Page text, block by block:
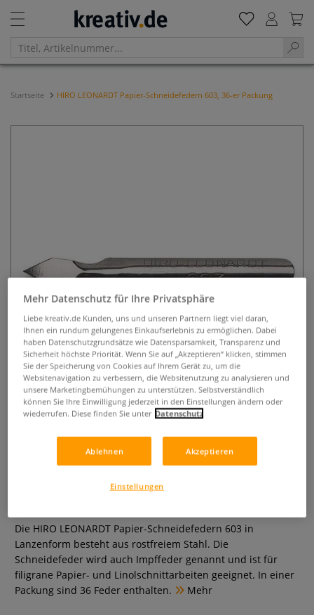
Startseite HIRO LEONARDT Papier-Schneidefedern 603, 36-er Packung
HIRO LEONARDT Papier-
Schneidefedern 603, 36-er
Packung
Die HIRO LEONARDT Papier-Schneidefedern 603 in
Lanzenform besteht aus rostfreiem Stahl. Die
Schneidefeder wird auch Impffeder genannt und ist für
filigrane Papier- und Linolschnittarbeiten geeignet. In einer
Packung sind 36 Feder enthalten.
Mehr
Mehr Datenschutz für Ihre Privatsphäre
Liebe kreativ.de Kunden, uns und unseren Partnern liegt viel daran,
Ihnen ein rundum gelungenes Einkaufserlebnis zu ermöglichen. Dabei
haben Datenschutzgrundsätze wie Datensparsamkeit, Transparenz und
Sicherheit höchste Priorität. Wenn Sie auf „Akzeptieren“ klicken, stimmen
Sie der Speicherung von Cookies auf Ihrem Gerät zu, um die
Websitenavigation zu verbessern, die Websitenutzung zu analysieren und
unsere Marketingbemühungen zu unterstützen. Selbstverständlich
können Sie Ihre Einwilligung jederzeit in den Einstellungen ändern oder
wiederrufen. Diese finden Sie unter Datenschutz
Ablehnen Akzeptieren
Einstellungen